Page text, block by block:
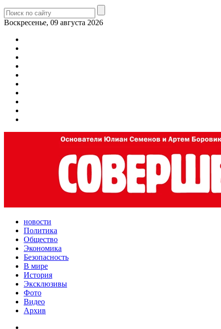
Воскресенье, 09 августа 2026
новости
Политика
Общество
Экономика
Безопасность
В мире
История
Эксклюзивы
Фото
Видео
Архив